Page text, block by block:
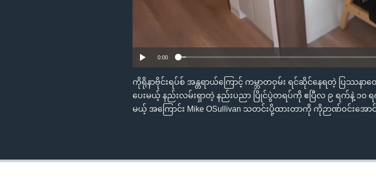
0:00
ကိုရိုနာဗိုင်းရပ်စ် အန္တရာယ်ကြောင့် ကမ္ဘာတဝှမ်း ရင်ဆိုင်နေရတဲ့ ပြဿန
ပေးမယ့် နည်းလမ်းရှာတဲ့ နည်းပညာ ပြိုင်ပွဲတရပ်ကို ဧပြီလ ၉ ရက်နဲ့ ၁၀ ရက်
မယ့် အကြောင်း Mike OSullivan သတင်းပို့ထားတာကို ကိုဉာဏ်ဝင်းအောင် ပ